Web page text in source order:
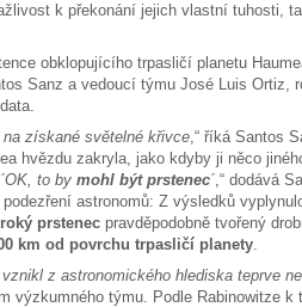
k překonání jejich vlastní tuhosti,
obklopujícího trpasličí planetu
Sanz a vedoucí týmu José Luis Ortiz,
získané světelné křivce,“ říká Santos
hvězdu zakryla, jako kdyby ji něco
to by mohl být prstenec´,“ dodává
astronomů: Z výsledků
prstenec pravděpodobně tvořený
km od povrchu trpasličí planety.
z astronomického hlediska teprve
výzkumného týmu. Podle Rabinowitze